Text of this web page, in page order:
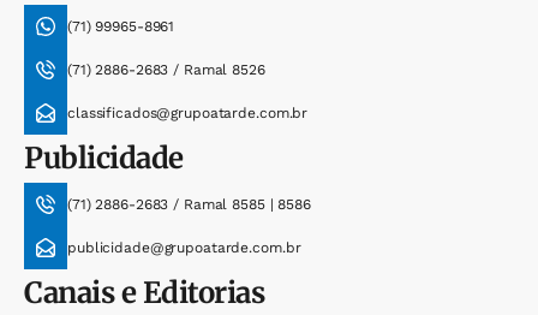
(71) 99965-8961
(71) 2886-2683 / Ramal 8526
classificados@grupoatarde.com.br
Publicidade
(71) 2886-2683 / Ramal 8585 | 8586
publicidade@grupoatarde.com.br
Canais e Editorias